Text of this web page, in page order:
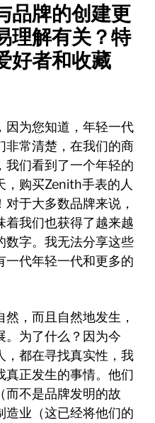
品牌的创建更
理解有关？特
好者和收藏
因为您知道，年轻一代
非常清楚，在我们的商
我们看到了一个年轻的
，购买Zenith手表的人
于大多数品牌来说，
着我们也获得了越来越
数字。我无法分享这些
一代年轻一代和更多的
，而且自然地发生，
。为了什么？因为今
，都在寻找真实性，我
真正发生的事情。他们
而不是品牌发明的故
造业（这已经将他们的